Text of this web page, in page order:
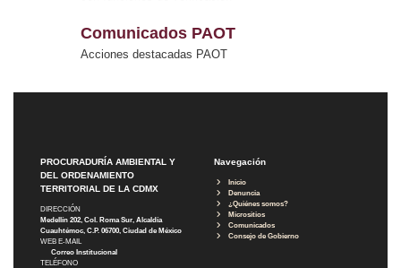
Comunicados PAOT
Acciones destacadas PAOT
PROCURADURÍA AMBIENTAL Y
DEL ORDENAMIENTO
TERRITORIAL DE LA CDMX
DIRECCIÓN
Medellín 202, Col. Roma Sur, Alcaldía
Cuauhtémoc, C.P. 06700, Ciudad de México
WEB E-MAIL
Correo Institucional
TELÉFONO
Navegación
Inicio
Denuncia
¿Quiénes somos?
Micrositios
Comunicados
Consejo de Gobierno